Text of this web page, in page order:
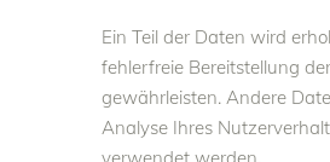
Ein Teil der Daten wird
fehlerfreie Bereitstellung
gewährleisten. Andere
Analyse Ihres